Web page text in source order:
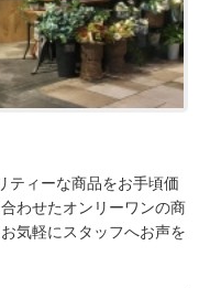
ティーな商品をお手頃価
わせたオンリーワンの商
気軽にスタッフへお声を